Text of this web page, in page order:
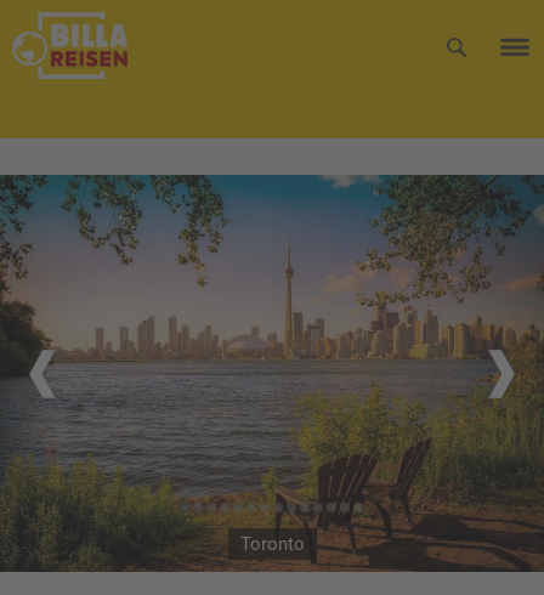
Toronto